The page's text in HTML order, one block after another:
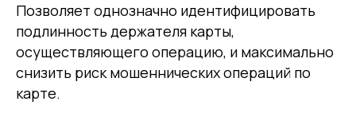
Позволяет однозначно идентифицировать
подлинность держателя карты,
осуществляющего операцию, и максимально
снизить риск мошеннических операций по
карте.